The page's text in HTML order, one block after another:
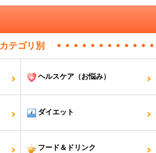
カテゴリ別
ヘルスケア（お悩み）
ダイエット
フード＆ドリンク